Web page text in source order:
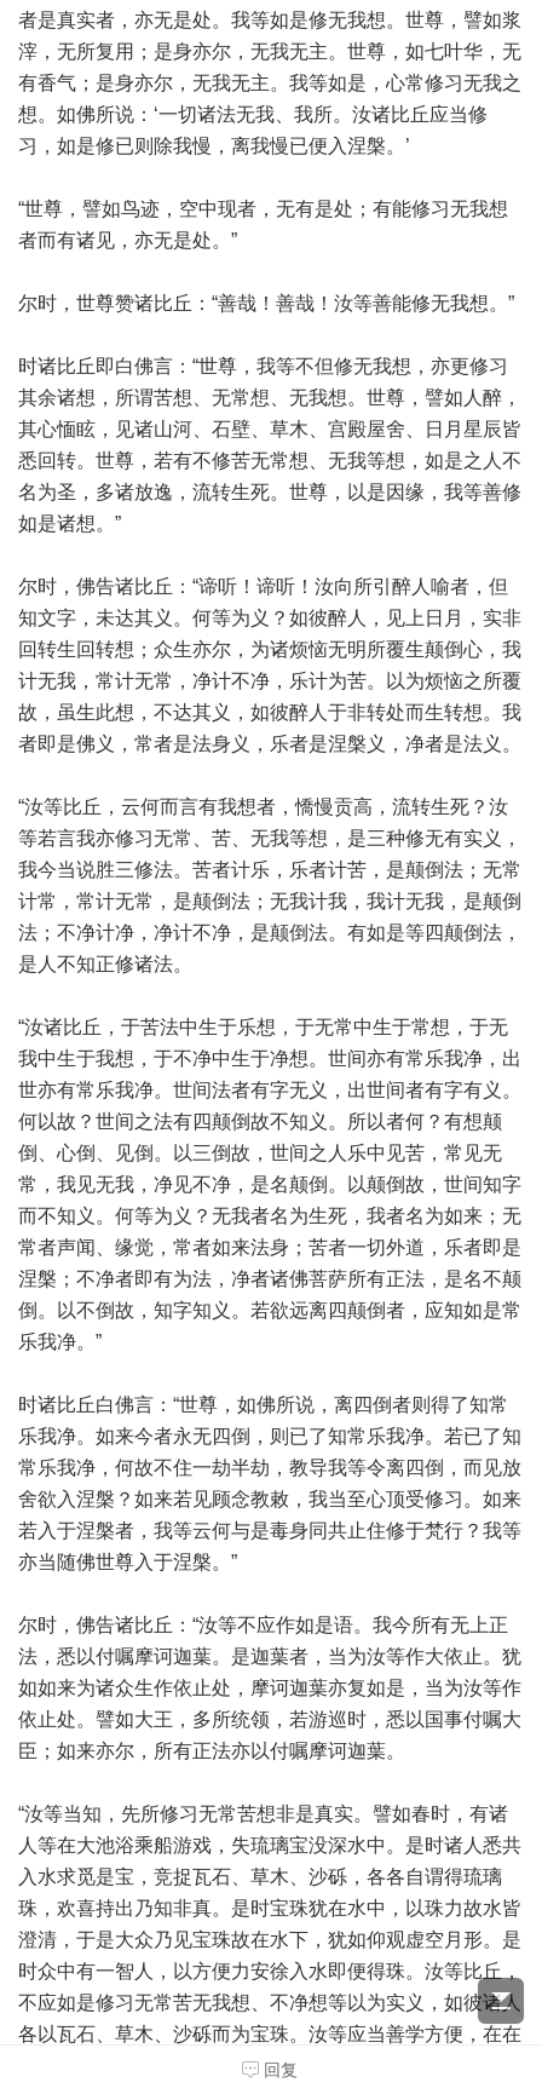
者是真实者，亦无是处。我等如是修无我想。世尊，譬如浆
滓，无所复用；是身亦尔，无我无主。世尊，如七叶华，无
有香气；是身亦尔，无我无主。我等如是，心常修习无我之
想。如佛所说：‘一切诸法无我、我所。汝诸比丘应当修
习，如是修已则除我慢，离我慢已便入涅槃。’
“世尊，譬如鸟迹，空中现者，无有是处；有能修习无我想
者而有诸见，亦无是处。”
尔时，世尊赞诸比丘：“善哉！善哉！汝等善能修无我想。”
时诸比丘即白佛言：“世尊，我等不但修无我想，亦更修习
其余诸想，所谓苦想、无常想、无我想。世尊，譬如人醉，
其心愐眩，见诸山河、石壁、草木、宫殿屋舍、日月星辰皆
悉回转。世尊，若有不修苦无常想、无我等想，如是之人不
名为圣，多诸放逸，流转生死。世尊，以是因缘，我等善修
如是诸想。”
尔时，佛告诸比丘：“谛听！谛听！汝向所引醉人喻者，但
知文字，未达其义。何等为义？如彼醉人，见上日月，实非
回转生回转想；众生亦尔，为诸烦恼无明所覆生颠倒心，我
计无我，常计无常，净计不净，乐计为苦。以为烦恼之所覆
故，虽生此想，不达其义，如彼醉人于非转处而生转想。我
者即是佛义，常者是法身义，乐者是涅槃义，净者是法义。
“汝等比丘，云何而言有我想者，憍慢贡高，流转生死？汝
等若言我亦修习无常、苦、无我等想，是三种修无有实义，
我今当说胜三修法。苦者计乐，乐者计苦，是颠倒法；无常
计常，常计无常，是颠倒法；无我计我，我计无我，是颠倒
法；不净计净，净计不净，是颠倒法。有如是等四颠倒法，
是人不知正修诸法。
“汝诸比丘，于苦法中生于乐想，于无常中生于常想，于无
我中生于我想，于不净中生于净想。世间亦有常乐我净，出
世亦有常乐我净。世间法者有字无义，出世间者有字有义。
何以故？世间之法有四颠倒故不知义。所以者何？有想颠
倒、心倒、见倒。以三倒故，世间之人乐中见苦，常见无
常，我见无我，净见不净，是名颠倒。以颠倒故，世间知字
而不知义。何等为义？无我者名为生死，我者名为如来；无
常者声闻、缘觉，常者如来法身；苦者一切外道，乐者即是
涅槃；不净者即有为法，净者诸佛菩萨所有正法，是名不颠
倒。以不倒故，知字知义。若欲远离四颠倒者，应知如是常
乐我净。”
时诸比丘白佛言：“世尊，如佛所说，离四倒者则得了知常
乐我净。如来今者永无四倒，则已了知常乐我净。若已了知
常乐我净，何故不住一劫半劫，教导我等令离四倒，而见放
舍欲入涅槃？如来若见顾念教敕，我当至心顶受修习。如来
若入于涅槃者，我等云何与是毒身同共止住修于梵行？我等
亦当随佛世尊入于涅槃。”
尔时，佛告诸比丘：“汝等不应作如是语。我今所有无上正
法，悉以付嘱摩诃迦葉。是迦葉者，当为汝等作大依止。犹
如如来为诸众生作依止处，摩诃迦葉亦复如是，当为汝等作
依止处。譬如大王，多所统领，若游巡时，悉以国事付嘱大
臣；如来亦尔，所有正法亦以付嘱摩诃迦葉。
“汝等当知，先所修习无常苦想非是真实。譬如春时，有诸
人等在大池浴乘船游戏，失琉璃宝没深水中。是时诸人悉共
入水求觅是宝，竞捉瓦石、草木、沙砾，各各自谓得琉璃
珠，欢喜持出乃知非真。是时宝珠犹在水中，以珠力故水皆
澄清，于是大众乃见宝珠故在水下，犹如仰观虚空月形。是
时众中有一智人，以方便力安徐入水即便得珠。汝等比丘，
不应如是修习无常苦无我想、不净想等以为实义，如彼诸人
各以瓦石、草木、沙砾而为宝珠。汝等应当善学方便，在在
处处，常修我想、常乐净想，复应当知先所修习四法相貌悉
回复